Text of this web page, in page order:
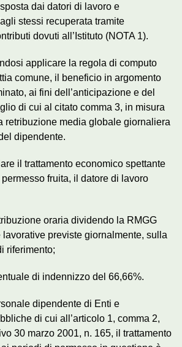
dai datori di lavoro e
stessi recuperata tramite
dovuti all’Istituto (NOTA 1).
applicare la regola di computo
comune, il beneficio in argomento
ai fini dell’anticipazione e del
di cui al citato comma 3, in misura
retribuzione media globale giornaliera
dipendente.
il trattamento economico spettante
fruita, il datore di lavoro
oraria dividendo la RMGG
lavorative previste giornalmente, sulla
riferimento;
di indennizzo del 66,66%.
dipendente di Enti e
di cui all’articolo 1, comma 2,
30 marzo 2001, n. 165, il trattamento